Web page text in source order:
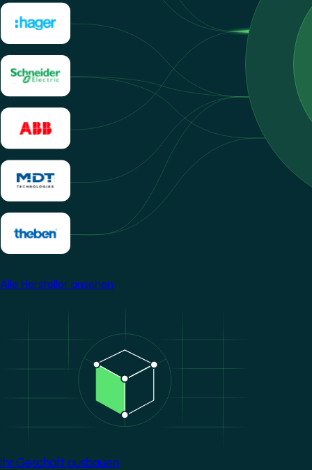
Alle Hersteller ansehen
Ihr Geschäft ausbauen